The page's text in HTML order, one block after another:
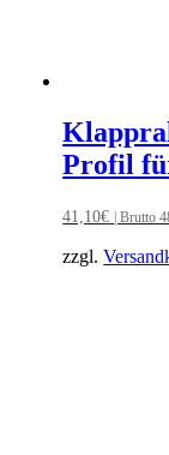
Profil
41,10€ | Brutto
zzgl.